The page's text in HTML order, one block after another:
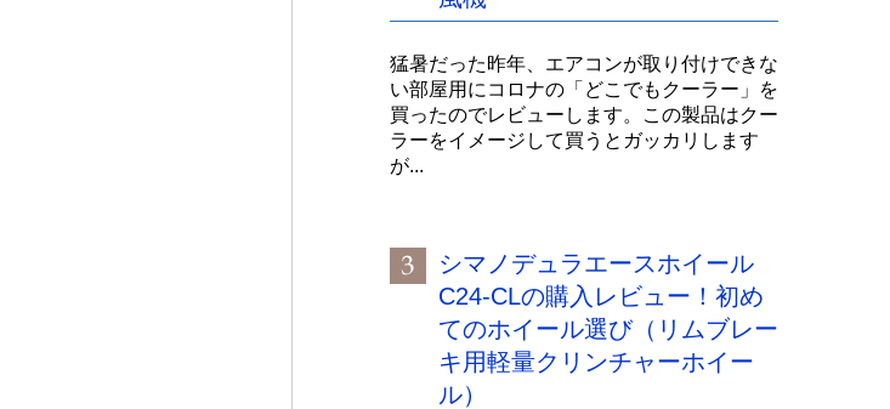
猛暑だった昨年、エアコンが取り付けできな
い部屋用にコロナの「どこでもクーラー」を
買ったのでレビューします。この製品はクー
ラーをイメージして買うとガッカリします
が...
シマノデュラエースホイール
C24-CLの購入レビュー！初め
てのホイール選び（リムブレー
キ用軽量クリンチャーホイー
ル）